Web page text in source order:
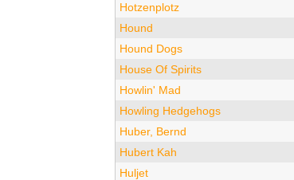
Hotzenplotz
Hound
Hound Dogs
House Of Spirits
Howlin' Mad
Howling Hedgehogs
Huber, Bernd
Hubert Kah
Huljet